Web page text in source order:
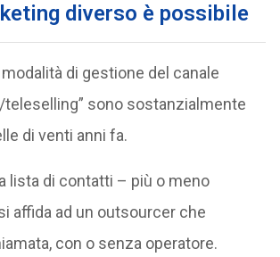
diverso è possibile
di gestione del canale
sono sostanzialmente
di venti anni fa.
lista di contatti – più o meno
affida ad un outsourcer che
con o senza operatore.